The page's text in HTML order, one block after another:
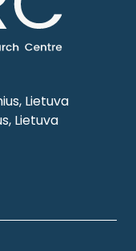
Lietuva
Lietuva